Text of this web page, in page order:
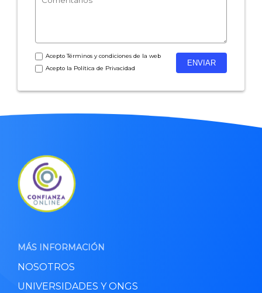
AceptoTérminos y condicionesde la web
Acepto la Política de Privacidad
MÁS INFORMACIÓN
NOSOTROS
UNIVERSIDADES Y ONGS